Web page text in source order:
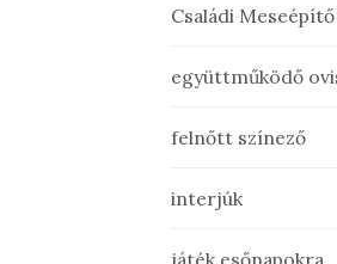
Családi
együttműködő
felnőtt színező
interjúk
játék esőnapokra